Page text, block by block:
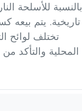
بالنسبة للأسلحة
تاريخية. يتم
تختلف لوائح
المحلية والتأكد